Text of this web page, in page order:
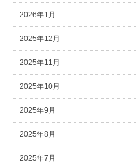
2026年1月
2025年12月
2025年11月
2025年10月
2025年9月
2025年8月
2025年7月